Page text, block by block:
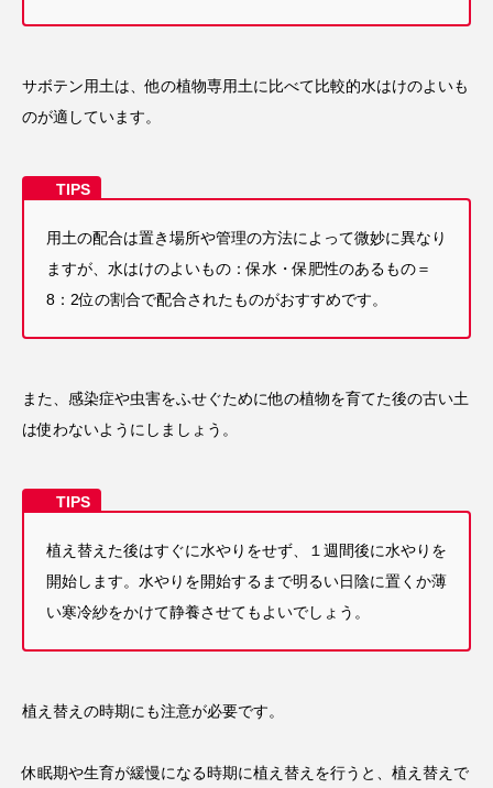
サボテン用土は、他の植物専用土に比べて比較的水はけのよいも
のが適しています。
用土の配合は置き場所や管理の方法によって微妙に異なり
ますが、水はけのよいもの：保水・保肥性のあるもの＝
8：2位の割合で配合されたものがおすすめです。
また、感染症や虫害をふせぐために他の植物を育てた後の古い土
は使わないようにしましょう。
植え替えた後はすぐに水やりをせず、１週間後に水やりを
開始します。水やりを開始するまで明るい日陰に置くか薄
い寒冷紗をかけて静養させてもよいでしょう。
植え替えの時期にも注意が必要です。
休眠期や生育が緩慢になる時期に植え替えを行うと、植え替えで